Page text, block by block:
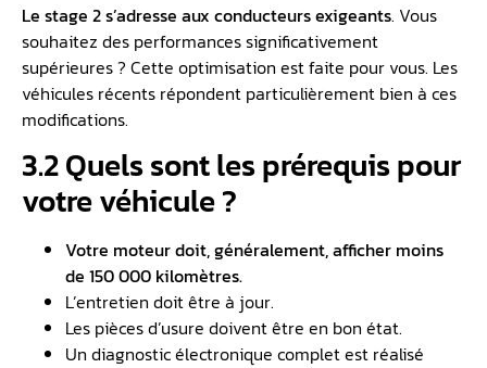
Le stage 2 s’adresse aux conducteurs exigeants. Vous
souhaitez des performances significativement
supérieures ? Cette optimisation est faite pour vous. Les
véhicules récents répondent particulièrement bien à ces
modifications.
3.2 Quels sont les prérequis pour
votre véhicule ?
Votre moteur doit, généralement, afficher moins
de 150 000 kilomètres.
L’entretien doit être à jour.
Les pièces d’usure doivent être en bon état.
Un diagnostic électronique complet est réalisé